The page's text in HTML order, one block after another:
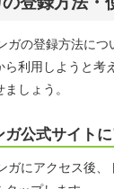
ガの登録方法に
ら利用しようと考
しょう。
ガ公式サイト
ガにアクセス後、